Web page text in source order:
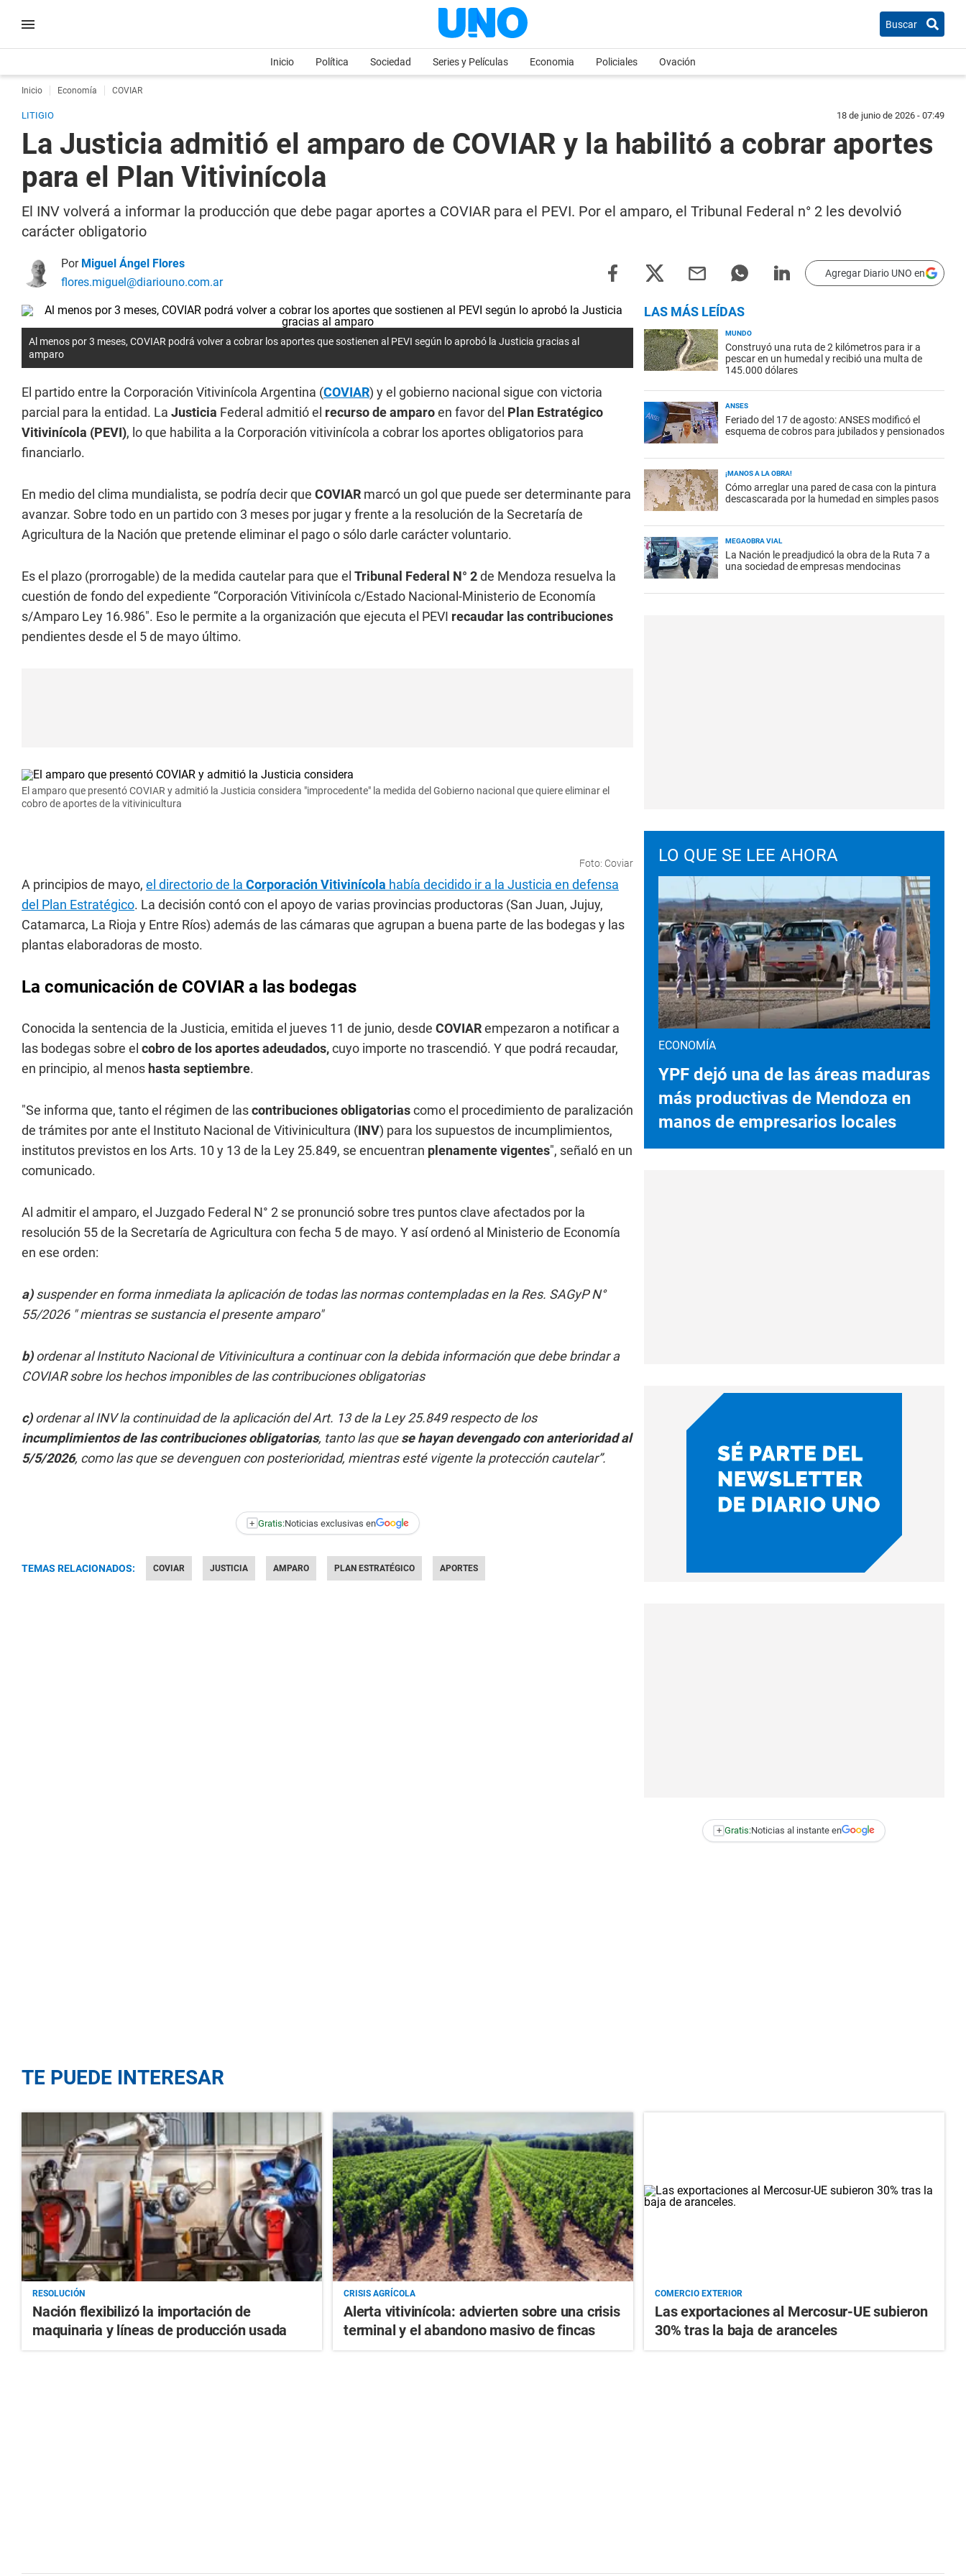
Buscar
Inicio Política Sociedad Series y Películas Economia Policiales Ovación
Inicio Economía COVIAR
LITIGIO 18 de junio de 2026 - 07:49
La Justicia admitió el amparo de COVIAR y la habilitó a cobrar aportes
para el Plan Vitivinícola
El INV volverá a informar la producción que debe pagar aportes a COVIAR para el PEVI. Por el amparo, el Tribunal Federal n° 2 les devolvió
carácter obligatorio
Por Miguel Ángel Flores
flores.miguel@diariouno.com.ar
Agregar Diario UNO en
Al menos por 3 meses, COVIAR podrá volver a cobrar los aportes que sostienen al PEVI según lo aprobó la Justicia gracias al
amparo
El partido entre la Corporación Vitivinícola Argentina (COVIAR) y el gobierno nacional sigue con victoria
parcial para la entidad. La Justicia Federal admitió el recurso de amparoen favor del Plan Estratégico
Vitivinícola (PEVI), lo que habilita a la Corporación vitivinícola a cobrar los aportes obligatorios para
financiarlo.
En medio del clima mundialista, se podría decir que COVIAR marcó un gol que puede ser determinante para
avanzar. Sobre todo en un partido con 3 meses por jugar y frente a la resolución de la Secretaría de
Agricultura de la Nación que pretende eliminar el pago o sólo darle carácter voluntario.
Es el plazo (prorrogable) de la medida cautelar para que el Tribunal Federal N° 2de Mendoza resuelva la
cuestión de fondo del expediente “Corporación Vitivinícola c/Estado Nacional-Ministerio de Economía
s/Amparo Ley 16.986". Eso le permite a la organización que ejecuta el PEVI recaudar las contribuciones
pendientes desde el 5 de mayo último.
El amparo que presentó COVIAR y admitió la Justicia considera "improcedente" la medida del Gobierno nacional que quiere eliminar el
cobro de aportes de la vitivinicultura
Foto: Coviar
A principios de mayo, el directorio de la Corporación Vitivinícola había decidido ir a la Justicia en defensa
del Plan Estratégico. La decisión contó con el apoyo de varias provincias productoras (San Juan, Jujuy,
Catamarca, La Rioja y Entre Ríos) además de las cámaras que agrupan a buena parte de las bodegas y las
plantas elaboradoras de mosto.
La comunicación de COVIAR a las bodegas
Conocida la sentencia de la Justicia, emitida el jueves 11 de junio, desde COVIARempezaron a notificar a
las bodegas sobre el cobro de los aportes adeudados,cuyo importe no trascendió. Y que podrá recaudar,
en principio, al menos hasta septiembre.
"Se informa que, tanto el régimen de lascontribuciones obligatoriascomo el procedimiento de paralización
de trámites por ante el Instituto Nacional de Vitivinicultura (INV) para los supuestos de incumplimientos,
institutos previstos en los Arts. 10 y 13 de la Ley 25.849, se encuentran plenamente vigentes", señaló en un
comunicado.
Al admitir el amparo, el Juzgado Federal N° 2 se pronunció sobre tres puntos clave afectados por la
resolución 55 de la Secretaría de Agricultura con fecha 5 de mayo. Y así ordenó al Ministerio de Economía
en ese orden:
a)suspender en forma inmediata la aplicación de todas las normas contempladas en la Res. SAGyP N°
55/2026 " mientras se sustancia el presente amparo"
b)ordenar al Instituto Nacional de Vitivinicultura a continuar con la debida información que debe brindar a
COVIAR sobre los hechos imponibles de las contribuciones obligatorias
c)ordenar al INV la continuidad de la aplicación del Art. 13 de la Ley 25.849 respecto de los
incumplimientos de las contribuciones obligatorias, tanto las quese hayan devengado con anterioridad al
5/5/2026, como las que se devenguen con posterioridad, mientras esté vigente la protección cautelar”.
+ Gratis:Noticias exclusivas en
TEMAS RELACIONADOS: COVIAR JUSTICIA AMPARO PLAN ESTRATÉGICO APORTES
LAS MÁS LEÍDAS
MUNDO
Construyó una ruta de 2 kilómetros para ir a
pescar en un humedal y recibió una multa de
145.000 dólares
ANSES
Feriado del 17 de agosto: ANSES modificó el
esquema de cobros para jubilados y pensionados
¡MANOS A LA OBRA!
Cómo arreglar una pared de casa con la pintura
descascarada por la humedad en simples pasos
MEGAOBRA VIAL
La Nación le preadjudicó la obra de la Ruta 7 a
una sociedad de empresas mendocinas
LO QUE SE LEE AHORA
ECONOMÍA
YPF dejó una de las áreas maduras
más productivas de Mendoza en
manos de empresarios locales
+ Gratis:Noticias al instante en
TE PUEDE INTERESAR
RESOLUCIÓN
Nación flexibilizó la importación de
maquinaria y líneas de producción usada
CRISIS AGRÍCOLA
Alerta vitivinícola: advierten sobre una crisis
terminal y el abandono masivo de fincas
COMERCIO EXTERIOR
Las exportaciones al Mercosur-UE subieron
30% tras la baja de aranceles